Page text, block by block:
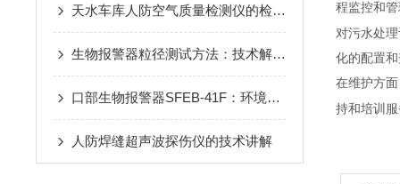
天水车库人防空气质量检测仪的检测方法
生物报警器粒径测试方法：技术解析与应用要点
口部生物报警器SFEB-41F：环境生物因素变化的守护者
人防焊缝超声波探伤仪的技术讲解
程监控和
对污水处
化的配置
在维护方
持和培训